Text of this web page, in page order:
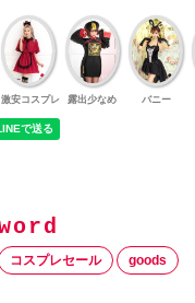
激安コスプレ 露出少なめ バニー
コスプレセール goods